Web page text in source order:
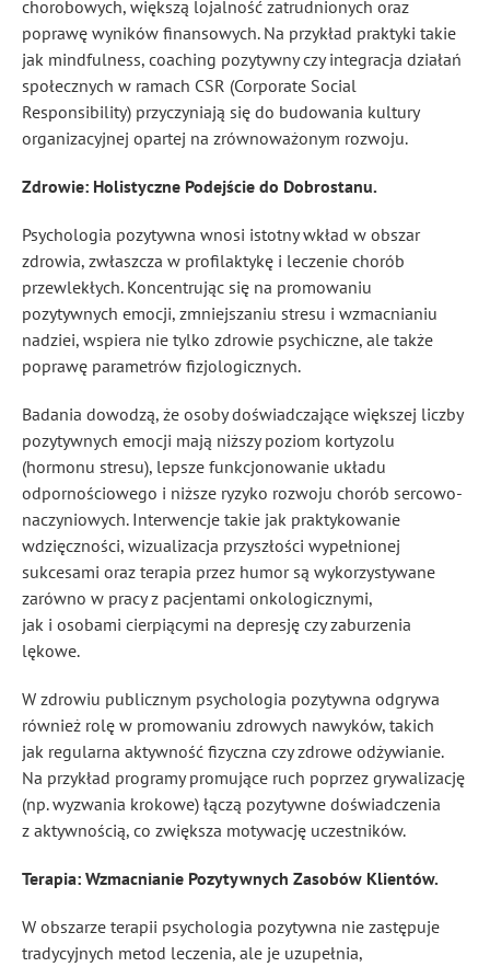
chorobowych, większą lojalność zatrudnionych oraz
poprawę wyników finansowych. Na przykład praktyki takie
jak mindfulness, coaching pozytywny czy integracja działań
społecznych w ramach CSR (Corporate Social
Responsibility) przyczyniają się do budowania kultury
organizacyjnej opartej na zrównoważonym rozwoju.
Zdrowie: Holistyczne Podejście do Dobrostanu.
Psychologia pozytywna wnosi istotny wkład w obszar
zdrowia, zwłaszcza w profilaktykę i leczenie chorób
przewlekłych. Koncentrując się na promowaniu
pozytywnych emocji, zmniejszaniu stresu i wzmacnianiu
nadziei, wspiera nie tylko zdrowie psychiczne, ale także
poprawę parametrów fizjologicznych.
Badania dowodzą, że osoby doświadczające większej liczby
pozytywnych emocji mają niższy poziom kortyzolu
(hormonu stresu), lepsze funkcjonowanie układu
odpornościowego i niższe ryzyko rozwoju chorób sercowo-
naczyniowych. Interwencje takie jak praktykowanie
wdzięczności, wizualizacja przyszłości wypełnionej
sukcesami oraz terapia przez humor są wykorzystywane
zarówno w pracy z pacjentami onkologicznymi,
jak i osobami cierpiącymi na depresję czy zaburzenia
lękowe.
W zdrowiu publicznym psychologia pozytywna odgrywa
również rolę w promowaniu zdrowych nawyków, takich
jak regularna aktywność fizyczna czy zdrowe odżywianie.
Na przykład programy promujące ruch poprzez grywalizację
(np. wyzwania krokowe) łączą pozytywne doświadczenia
z aktywnością, co zwiększa motywację uczestników.
Terapia: Wzmacnianie Pozytywnych Zasobów Klientów.
W obszarze terapii psychologia pozytywna nie zastępuje
tradycyjnych metod leczenia, ale je uzupełnia,